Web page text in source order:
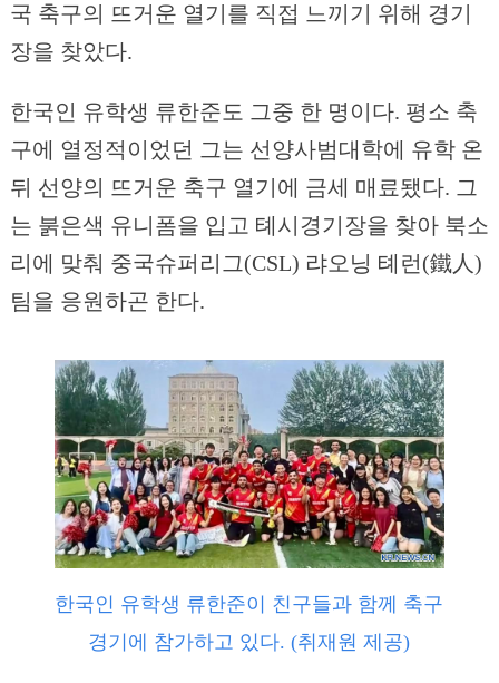
국 축구의 뜨거운 열기를 직접 느끼기 위해 경기
장을 찾았다.
한국인 유학생 류한준도 그중 한 명이다. 평소 축
구에 열정적이었던 그는 선양사범대학에 유학 온
뒤 선양의 뜨거운 축구 열기에 금세 매료됐다. 그
는 붉은색 유니폼을 입고 톄시경기장을 찾아 북소
리에 맞춰 중국슈퍼리그(CSL) 랴오닝 톄런(鐵人)
팀을 응원하곤 한다.
한국인 유학생 류한준이 친구들과 함께 축구
경기에 참가하고 있다. (취재원 제공)